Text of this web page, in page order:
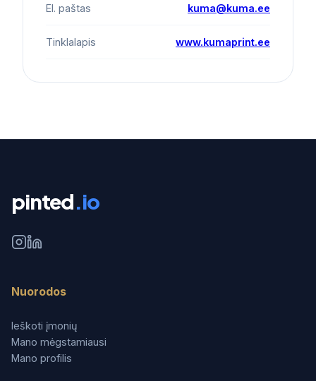
El. paštas kuma@kuma.ee
Tinklalapis www.kumaprint.ee
pinted.io
Nuorodos
Ieškoti įmonių
Mano mėgstamiausi
Mano profilis